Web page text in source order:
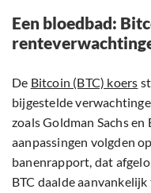
Een bloedbad:
De Bitcoin (BTC) koers
bijgestelde
zoals Goldman Sachs
aanpassingen volgden
banenrapport, dat
BTC daalde